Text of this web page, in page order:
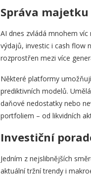
Správa
AI dnes zvládá mnohem
výdajů, investic i cash flow
rozprostřen mezi více
Některé platformy
prediktivních modelů.
daňové nedostatky nebo
portfoliem – od likvidních
Investiční
Jedním z nejslibnějších
aktuální tržní trendy i